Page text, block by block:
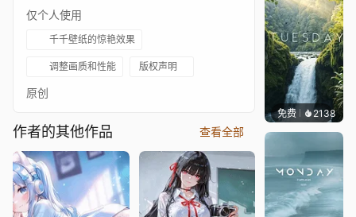
仅个人使用
千千壁纸的惊艳效果
调整画质和性能 版权声明
原创
作者的其他作品 查看全部
免费 2138